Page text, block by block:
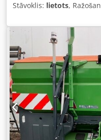
Stāvoklis: lietots,